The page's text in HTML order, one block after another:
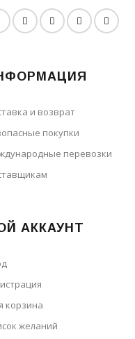
и возврат
покупки
перевозки
АККАУНТ
корзина
желаний